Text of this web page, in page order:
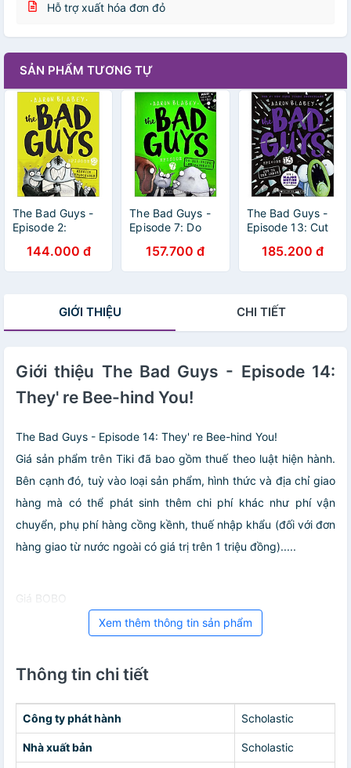
Hỗ trợ xuất hóa đơn đỏ
SẢN PHẨM TƯƠNG TỰ
The Bad Guys -
Episode 2:
Unpluckable
144.000 đ
The Bad Guys -
Episode 7: Do
Saurus?!
157.700 đ
The Bad Guys -
Episode 13: Cut
185.200 đ
GIỚI THIỆU CHI TIẾT
Giới thiệu The Bad Guys - Episode 14:
They' re Bee-hind You!
The Bad Guys - Episode 14: They' re Bee-hind You!
Giá sản phẩm trên Tiki đã bao gồm thuế theo luật hiện hành.
Bên cạnh đó, tuỳ vào loại sản phẩm, hình thức và địa chỉ giao
hàng mà có thể phát sinh thêm chi phí khác như phí vận
chuyển, phụ phí hàng cồng kềnh, thuế nhập khẩu (đối với đơn
hàng giao từ nước ngoài có giá trị trên 1 triệu đồng).....
Giá BOBO
Xem thêm thông tin sản phẩm
Thông tin chi tiết
Công ty phát hành Scholastic
Nhà xuất bản Scholastic